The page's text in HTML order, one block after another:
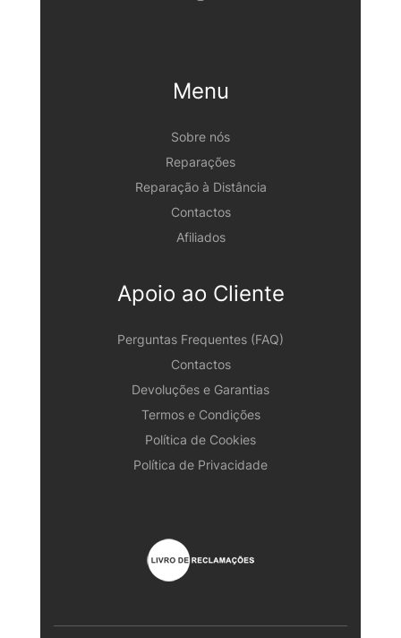
Menu
Sobre nós
Reparações
Reparação à Distância
Contactos
Afiliados
Apoio ao Cliente
Perguntas Frequentes (FAQ)
Contactos
Devoluções e Garantias
Termos e Condições
Política de Cookies
Política de Privacidade